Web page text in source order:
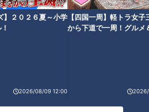
】２０２６夏～小学
2026/08/09 12:00
【四国一周】軽トラ女子
から下道で一周！グルメ
闘う父
魚鱗癬は他人にうつりません！